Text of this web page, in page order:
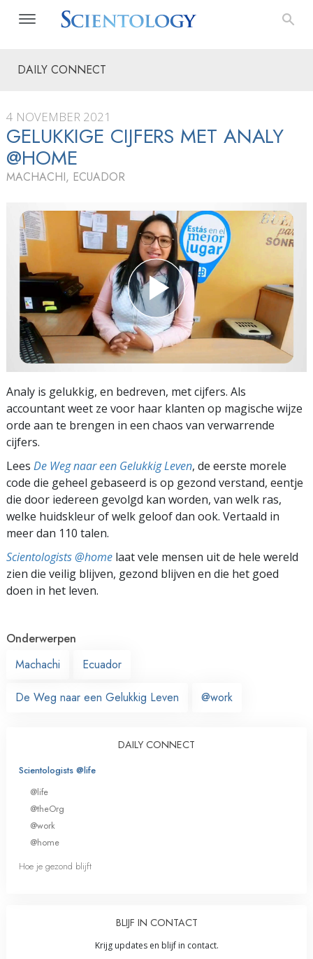
DAILY CONNECT
4 NOVEMBER 2021
GELUKKIGE CIJFERS MET ANALY
@HOME
MACHACHI, ECUADOR
Analy is gelukkig, en bedreven, met cijfers. Als
accountant weet ze voor haar klanten op magische wijze
orde aan te brengen in een chaos van verwarrende
cijfers.
Lees De Weg naar een Gelukkig Leven, de eerste morele
code die geheel gebaseerd is op gezond verstand, eentje
die door iedereen gevolgd kan worden, van welk ras,
welke huidskleur of welk geloof dan ook. Vertaald in
meer dan 110 talen.
Scientologists @home laat vele mensen uit de hele wereld
zien die veilig blijven, gezond blijven en die het goed
doen in het leven.
Onderwerpen
Machachi
Ecuador
De Weg naar een Gelukkig Leven @work
DAILY CONNECT
Scientologists @life
@life
@theOrg
@work
@home
Hoe je gezond blijft
BLIJF IN CONTACT
Krijg updates en blijf in contact.